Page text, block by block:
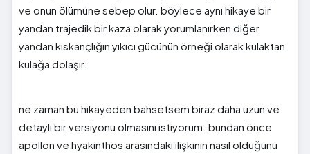
ve onun ölümüne sebep olur. böylece aynı hikaye bir
yandan trajedik bir kaza olarak yorumlanırken diğer
yandan kıskançlığın yıkıcı gücünün örneği olarak kulaktan
kulağa dolaşır.
ne zaman bu hikayeden bahsetsem biraz daha uzun ve
detaylı bir versiyonu olmasını istiyorum. bundan önce
apollon ve hyakinthos arasındaki ilişkinin nasıl olduğunu